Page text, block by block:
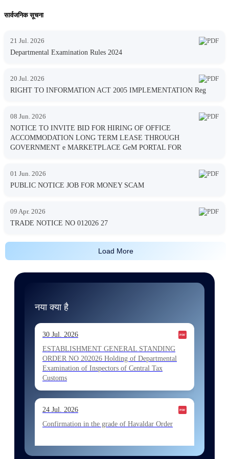
सार्वजनिक सूचना
21 Jul. 2026
Departmental Examination Rules 2024
20 Jul. 2026
RIGHT TO INFORMATION ACT 2005 IMPLEMENTATION Reg
08 Jun. 2026
NOTICE TO INVITE BID FOR HIRING OF OFFICE
ACCOMMODATION LONG TERM LEASE THROUGH
GOVERNMENT e MARKETPLACE GeM PORTAL FOR
01 Jun. 2026
PUBLIC NOTICE JOB FOR MONEY SCAM
09 Apr. 2026
TRADE NOTICE NO 012026 27
Load More
नया क्या है
30 Jul. 2026
ESTABLISHMENT GENERAL STANDING
ORDER NO 202026 Holding of Departmental
Examination of Inspectors of Central Tax
Customs
24 Jul. 2026
Confirmation in the grade of Havaldar Order